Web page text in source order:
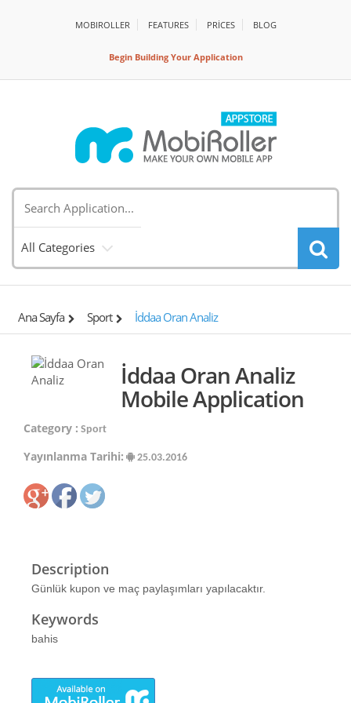
MOBIROLLER FEATURES PRİCES BLOG
Begin Building Your Application
All Categories
Ana Sayfa Sport İddaa Oran Analiz
İddaa Oran Analiz
Mobile Application
Category : Sport
Yayınlanma Tarihi: 25.03.2016
Description
Günlük kupon ve maç paylaşımları yapılacaktır.
Keywords
bahis